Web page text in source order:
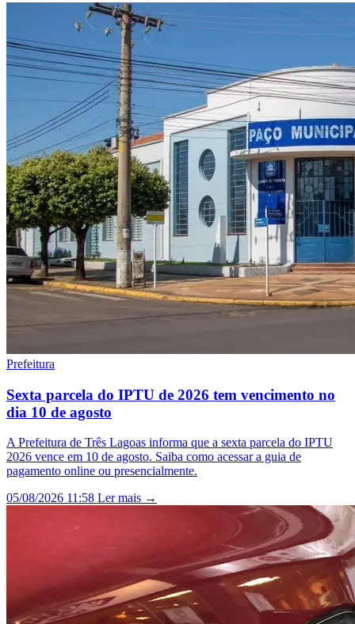
Prefeitura
Sexta parcela do IPTU de 2026 tem vencimento no
dia 10 de agosto
A Prefeitura de Três Lagoas informa que a sexta parcela do IPTU
2026 vence em 10 de agosto. Saiba como acessar a guia de
pagamento online ou presencialmente.
05/08/2026 11:58 Ler mais →